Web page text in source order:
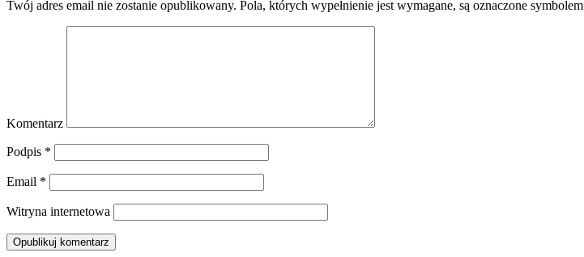
Twój adres email nie zostanie opublikowany. Pola, których wypełnienie jest wymagane, są oznaczone symbolem
Komentarz
Podpis *
Email *
Witryna internetowa